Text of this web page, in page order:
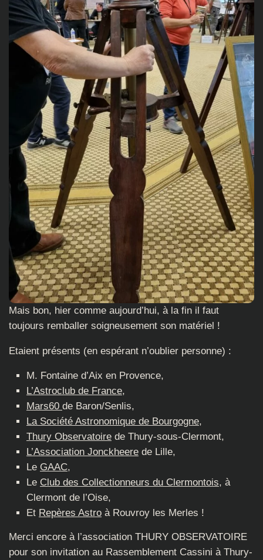
Mais bon, hier comme aujourd’hui, à la fin il faut
toujours remballer soigneusement son matériel !
Etaient présents (en espérant n’oublier personne) :
M. Fontaine d’Aix en Provence,
L’Astroclub de France,
Mars60 de Baron/Senlis,
La Société Astronomique de Bourgogne,
Thury Observatoire de Thury-sous-Clermont,
L’Association Jonckheere de Lille,
Le GAAC,
Le Club des Collectionneurs du Clermontois, à
Clermont de l’Oise,
Et Repères Astro à Rouvroy les Merles !
Merci encore à l’association THURY OBSERVATOIRE
pour son invitation au Rassemblement Cassini à Thury-